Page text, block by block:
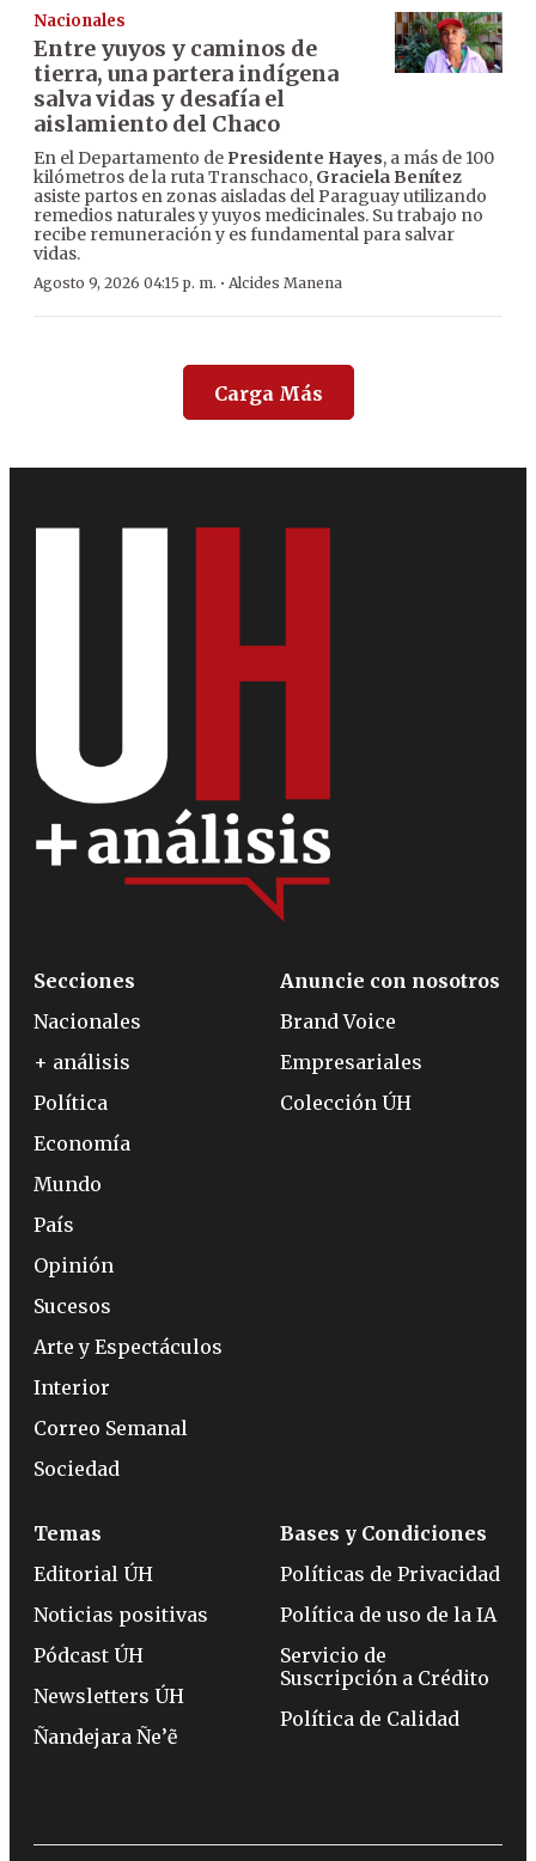
Nacionales
Entre yuyos y caminos de
tierra, una partera indígena
salva vidas y desafía el
aislamiento del Chaco
En el Departamento de Presidente Hayes, a más de 100
kilómetros de la ruta Transchaco, Graciela Benítez
asiste partos en zonas aisladas del Paraguay utilizando
remedios naturales y yuyos medicinales. Su trabajo no
recibe remuneración y es fundamental para salvar
vidas.
Agosto 9, 2026 04:15 p. m. · Alcides Manena
Carga Más
Secciones
Nacionales
+ análisis
Política
Economía
Mundo
País
Opinión
Sucesos
Arte y Espectáculos
Interior
Correo Semanal
Sociedad
Anuncie con nosotros
Brand Voice
Empresariales
Colección ÚH
Temas
Editorial ÚH
Noticias positivas
Pódcast ÚH
Newsletters ÚH
Ñandejara Ñe’ẽ
Bases y Condiciones
Políticas de Privacidad
Política de uso de la IA
Servicio de
Suscripción a Crédito
Política de Calidad